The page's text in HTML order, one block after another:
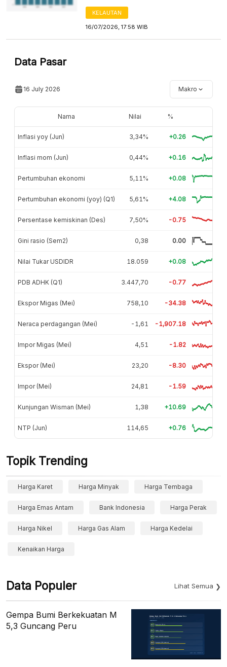
KELAUTAN
16/07/2026, 17:58 WIB
Data Pasar
16 July 2026 Makro
Nama Nilai %
Inflasi yoy (Jun) 3,34% +0.26
Inflasi mom (Jun) 0,44% +0.16
Pertumbuhan ekonomi 5,11% +0.08
Pertumbuhan ekonomi (yoy) (Q1) 5,61% +4.08
Persentase kemiskinan (Des) 7,50% -0.75
Gini rasio (Sem2) 0,38 0.00
Nilai Tukar USDIDR 18.059 +0.08
PDB ADHK (Q1) 3.447,70 -0.77
Ekspor Migas (Mei) 758,10 -34.38
Neraca perdagangan (Mei) -1,61 -1,907.18
Impor Migas (Mei) 4,51 -1.82
Ekspor (Mei) 23,20 -8.30
Impor (Mei) 24,81 -1.59
Kunjungan Wisman (Mei) 1,38 +10.69
NTP (Jun) 114,65 +0.76
Topik Trending
Harga Karet Harga Minyak Harga Tembaga
Harga Emas Antam Bank Indonesia Harga Perak
Harga Nikel Harga Gas Alam Harga Kedelai
Kenaikan Harga
Data Populer Lihat Semua
Gempa Bumi Berkekuatan M
5,3 Guncang Peru